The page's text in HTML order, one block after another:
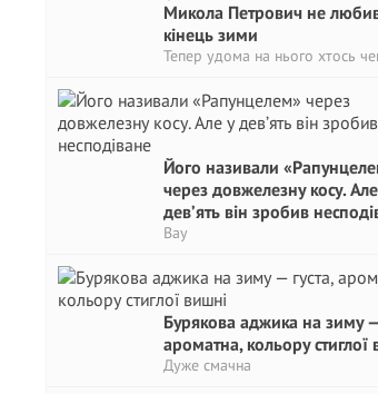
Микола Петрович не
кінець зими
Тепер удома на нього хтось
Його називали
через довжелезну косу.
дев’ять він зробив
Вау
Бурякова аджика на зиму —
ароматна, кольору стиглої
Дуже смачна